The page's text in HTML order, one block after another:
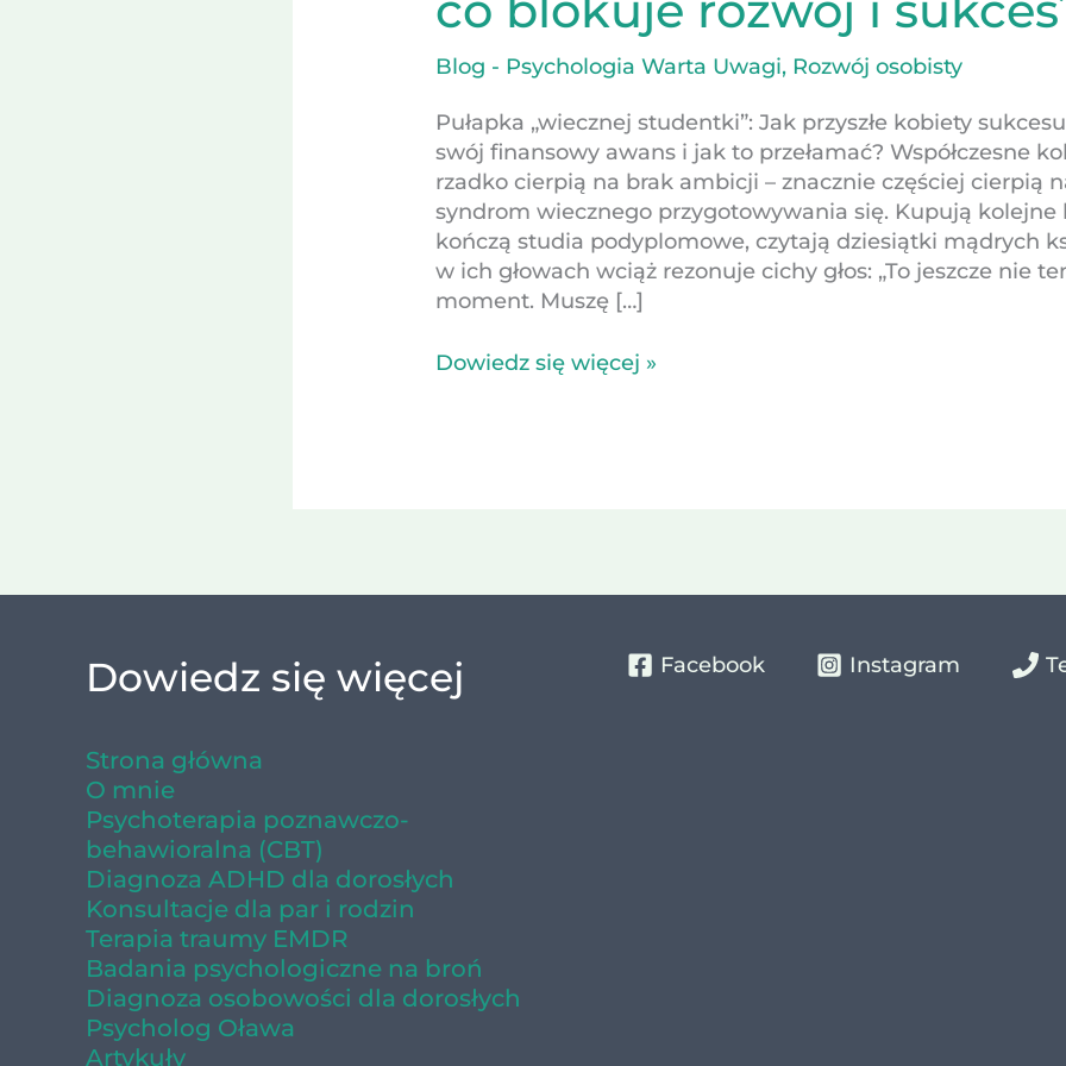
Blog - Psychologia Warta Uwagi, Rozwój osobisty
Pułapka „wiecznej studentki”: Jak przyszłe kobiety
swój finansowy awans i jak to przełamać? Współczesne
rzadko cierpią na brak ambicji – znacznie częściej cierpią
syndrom wiecznego przygotowywania się. Kupują kolejne
kończą studia podyplomowe, czytają dziesiątki mądrych
w ich głowach wciąż rezonuje cichy głos: „To jeszcze nie
moment. Muszę […]
Dowiedz się więcej »
Dowiedz się więcej
Strona główna
O mnie
Psychoterapia poznawczo-
behawioralna (CBT)
Diagnoza ADHD dla dorosłych
Konsultacje dla par i rodzin
Terapia traumy EMDR
Badania psychologiczne na broń
Diagnoza osobowości dla dorosłych
Psycholog Oława
Artykuły
Facebook Instagram